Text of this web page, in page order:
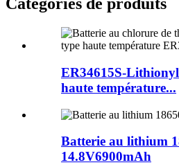
Catégories de produits
ER34615S-
haute température...
Batterie au lithium
14.8V6900mAh